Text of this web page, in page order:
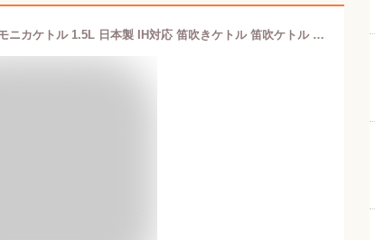
【正規品】高齢の方に聞こえやすい ハーモニカケトル 1.5L 日本製 IH対応 笛吹きケトル 笛吹ケトル 青芳製作所 やかん 湯沸かし ポット ピーピーケトル ケトル 笛吹き CASUALPRODUCT かわいい 木柄 燕三条 送料無料 ステンレス 広口 ガス 直火